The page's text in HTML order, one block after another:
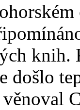
knih.
došlo